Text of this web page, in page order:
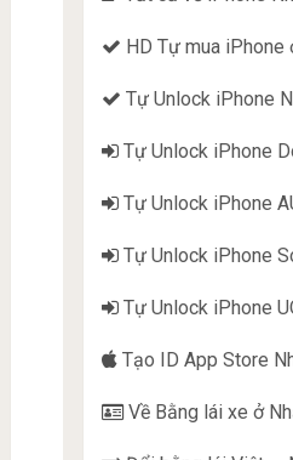
HD Tự mua iPhone
Tự Unlock iPhone
Tự Unlock iPhone
Tự Unlock iPhone
Tự Unlock iPhone
Tự Unlock iPhone
Tạo ID App Store
Về Bằng lái xe ở